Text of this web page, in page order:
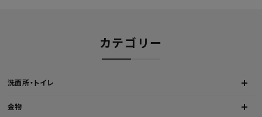
カテゴリー
洗面所・トイレ
金物